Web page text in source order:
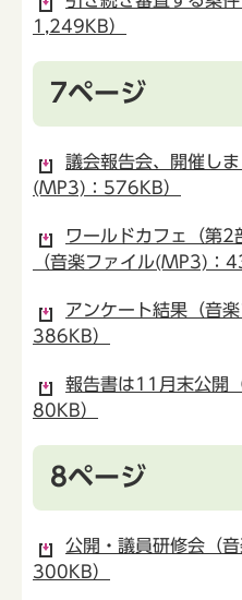
1,249KB）
7ページ
議会報告会、開催し
(MP3)：576KB）
ワールドカフェ（第2
（音楽ファイル(MP3)：
アンケート結果（音
386KB）
報告書は11月末公開
80KB）
8ページ
公開・議員研修会（
300KB）